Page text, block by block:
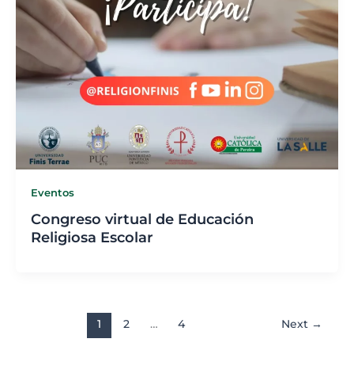
Eventos
Congreso virtual de Educación
Religiosa Escolar
1 2 … 4 Next →